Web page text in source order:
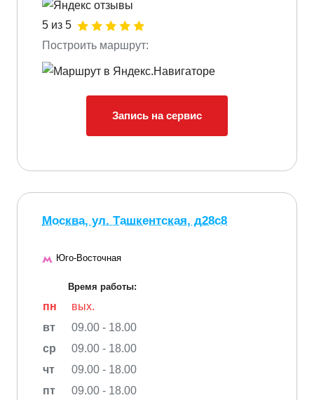
5 из 5
Построить маршрут:
Запись на сервис
Москва, ул. Ташкентская, д28с8
Юго-Восточная
Время работы:
пн
вых.
вт
09.00 - 18.00
ср
09.00 - 18.00
чт
09.00 - 18.00
пт
09.00 - 18.00